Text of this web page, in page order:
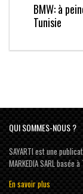
BMW: à
Tunisie
QUI SOMMES-NOUS ?
SAYARTI est une
MARKEDIA SARL basée
En savoir plus